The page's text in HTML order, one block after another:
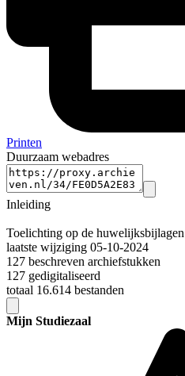
Printen
Duurzaam webadres
Inleiding
Toelichting op de huwelijksbijlagen
laatste wijziging 05-10-2024
127 beschreven archiefstukken
127 gedigitaliseerd
totaal 16.614 bestanden
Mijn Studiezaal